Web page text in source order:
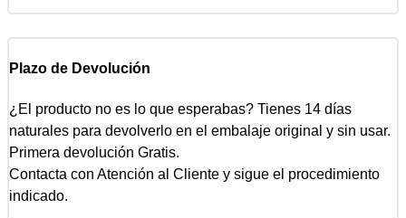
Plazo de Devolución
¿El producto no es lo que esperabas? Tienes 14 días
naturales para devolverlo en el embalaje original y sin usar.
Primera devolución Gratis.
Contacta con Atención al Cliente y sigue el procedimiento
indicado.